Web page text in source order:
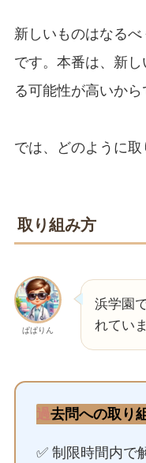
新しいものはなる
です。本番は、新
る可能性が高いから
では、どのように取
取り組み方
ぱぱりん
浜学園
れてい
過去問への取り
✅ 制限時間内で